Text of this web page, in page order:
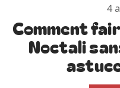
4
Comment
Noctali